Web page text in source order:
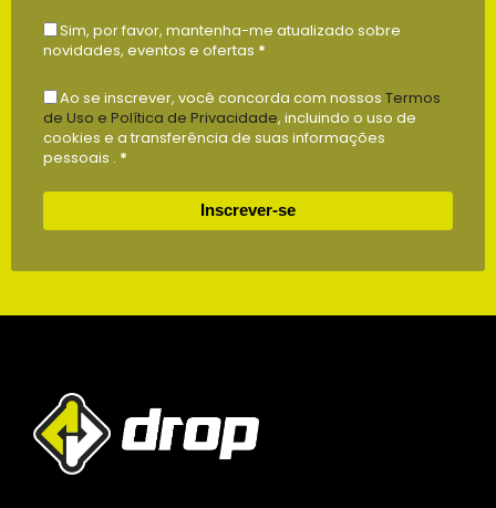
Sim, por favor, mantenha-me atualizado sobre
novidades, eventos e ofertas *
Ao se inscrever, você concorda com nossos Termos
de Uso e Política de Privacidade, incluindo o uso de
cookies e a transferência de suas informações
pessoais . *
Inscrever-se